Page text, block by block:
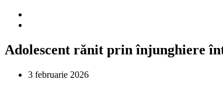
Adolescent rănit prin înjunghiere
3 februarie 2026